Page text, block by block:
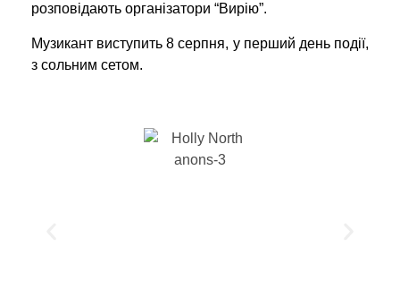
розповідають організатори “Вирію”.
Музикант виступить 8 серпня, у перший день події,
з сольним сетом.